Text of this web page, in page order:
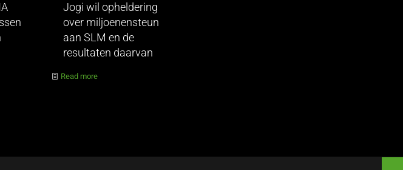
Jogi wil opheldering
over miljoenensteun
aan SLM en de
resultaten daarvan
Read more